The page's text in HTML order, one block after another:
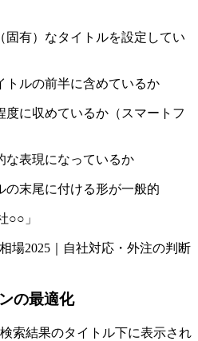
固有）なタイトルを設定してい
トルの前半に含めているか
度に収めているか（スマートフ
な表現になっているか
の末尾に付ける形が一般的
○○」
場2025｜自社対応・外注の判断
の最適化
索結果のタイトル下に表示され